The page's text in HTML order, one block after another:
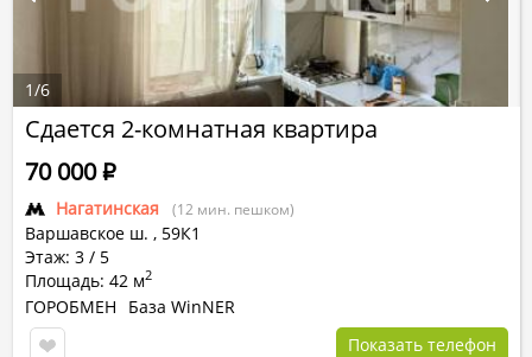
Сдается 2-комнатная квартира
Нагатинская (12 мин. пешком)
Варшавское ш. , 59К1
Этаж: 3 / 5
Площадь: 42 м2
70 000Р
ГОРОБМЕН
База WinNER
Показать телефон
1/6